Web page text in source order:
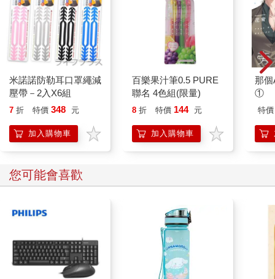
米諾諾防勒耳口罩繩減
壓帶－2入X6組
7 折 特價 348 元
加入購物車
百樂果汁筆0.5 PURE
聯名 4色組(限量)
8 折 特價 144 元
加入購物車
那個
①
特價
您可能會喜歡